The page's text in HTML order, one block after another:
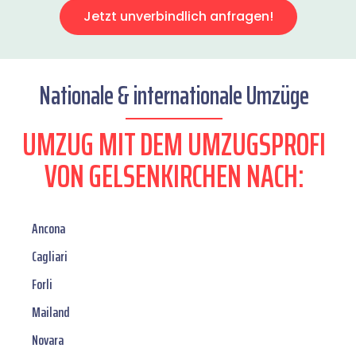
Jetzt unverbindlich anfragen!
Nationale & internationale Umzüge
UMZUG MIT DEM UMZUGSPROFI
VON GELSENKIRCHEN NACH:
Ancona
Cagliari
Forli
Mailand
Novara